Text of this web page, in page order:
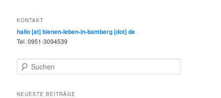
KONTAKT
hallo [at] bienen-leben-in-bamberg [dot] de
Tel. 0951-3094539
u
h
NEUESTE BEITRÄGE